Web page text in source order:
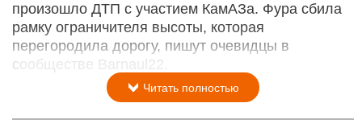
произошло ДТП с участием КамАЗа. Фура сбила
рамку ограничителя высоты, которая
перегородила дорогу, пишут очевидцы в
сообществе Barnaul22.
Читать полностью